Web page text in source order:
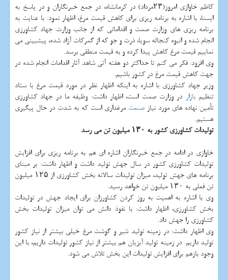
کاظم خاوازی امروز(۲۳مرداد) در کرمانشاه، در جمع خبرنگاران و در پاسخ به
ایسنا، با اشاره به برنامه ریزی برای کاهش قیمت مرغ، اظهار نمود: با عنایت به
برنامه ریزی های وزارت صمت و اقداماتی که از جانب وزارت جهاد کشاورزی
انجام شده و انبوه کنجاله سویا، ذرت و جو که از گمرکات آزاد شده، پیشبینی می
نماییم قیمت مرغ کاهش پیدا کرده و به قیمت منطقی برسد.
وی افزود: فکر می کنم تا حداکثر دو هفته آتی شاهد آثار اقدامات انجام شده در
جهت کاهش قیمت مرغ در کشور باشیم.
وزیر جهاد کشاورزی با اشاره به اینکه اظهار نظر در مورد قیمت مرغ با ستاد
تنظیمبازار در وزارت صمت است، اظهار داشت: وظیفه ما در جهاد کشاورزی
تأمین نهاده های مورد نیاز صنعت مرغداری است که به شدت در حال پیگیری
هستیم.
تولیدات کشاورزی کشور به ۱۳۰ میلیون تن می رسد
خاوازی در ادامه در جمع خبرنگاران اشاره ای هم به برنامه ریزی برای افزایش
تولیدات کشاورزی کشور در سال جهش تولید داشت و اظهار داشت: بر مبنای
برنامه های جهش تولید، میزان تولیدات سالانه بخش کشاورزی از ۱۲۵ میلیون
تن فعلی به ۱۳۰ میلیون تن خواهد رسید.
وی با اشاره به اهمیت به روز کردن کشاورزان برای ایجاد جهش در تولیدات
بخش کشاورزی، اظهار داشت: با نفوذ دانش می توان میزان تولیدات بخش
کشاورزی را جهش داد.
وی اظهار داشت: در زمینه تولید شیر و گوشت مرغ خیلی بیشتر از نیاز کشور
تولید داریم. در زمینه تولید آبزیان هم بیشتر از نیاز کشور تولیدات داریم، با این
وجود بازهم برای افزایش تولیدات این بخش تلاش می شود.